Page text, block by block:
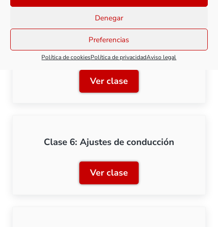
Denegar
Preferencias
Política de cookiesPolítica de privacidadAviso legal
Clase 5: Funciones relacionadas con la
conducción
Ver claseClase 5: Funciones
Clase 6: Ajustes de conducción
Ver claseClase 6: Ajustes de